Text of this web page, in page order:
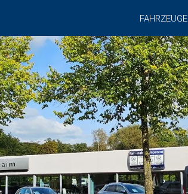
FAHRZEUGE